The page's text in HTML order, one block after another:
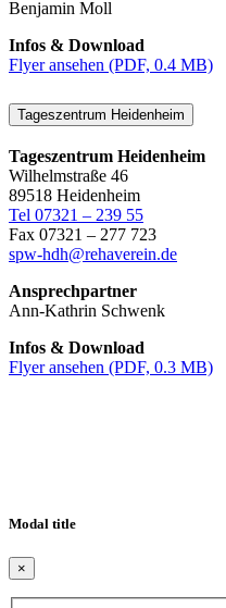
Benjamin Moll
Infos & Download
Flyer ansehen (PDF, 0.4 MB)
Tageszentrum Heidenheim
Tageszentrum Heidenheim
Wilhelmstraße 46
89518 Heidenheim
Tel 07321 – 239 55
Fax 07321 – 277 723
spw-hdh@rehaverein.de
Ansprechpartner
Ann-Kathrin Schwenk
Infos & Download
Flyer ansehen (PDF, 0.3 MB)
Modal title
×